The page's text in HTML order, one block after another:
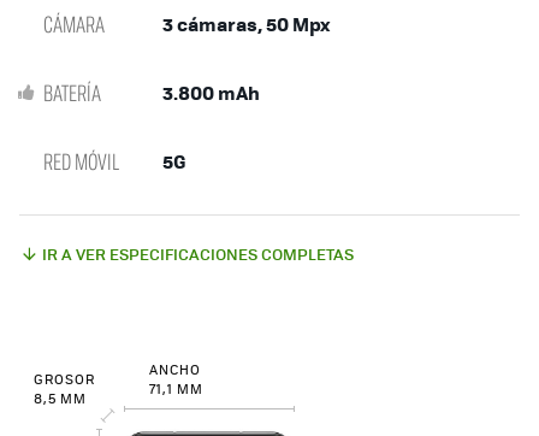
CÁMARA 3 cámaras, 50 Mpx
BATERÍA 3.800 mAh
RED MÓVIL 5G
IR A VER ESPECIFICACIONES COMPLETAS
GROSOR
8,5 MM
ANCHO
71,1 MM